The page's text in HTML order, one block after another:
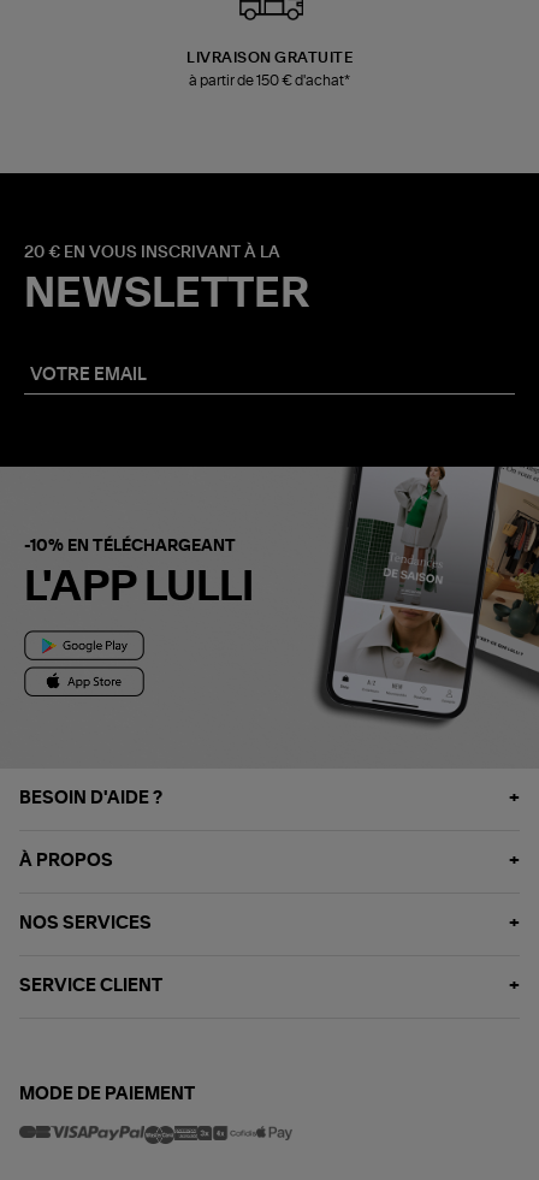
LIVRAISON GRATUITE
à partir de 150 € d'achat*
20 € EN VOUS INSCRIVANT À LA
NEWSLETTER
-10% EN TÉLÉCHARGEANT
L'APP LULLI
BESOIN D'AIDE ?
À PROPOS
NOS SERVICES
SERVICE CLIENT
MODE DE PAIEMENT